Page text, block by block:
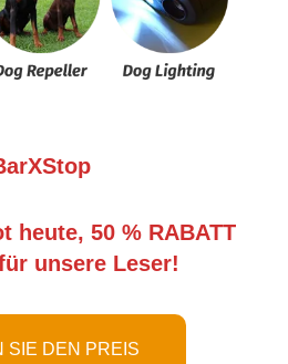
heute, 50 % RABATT
unsere Leser!
SIE DEN PREIS